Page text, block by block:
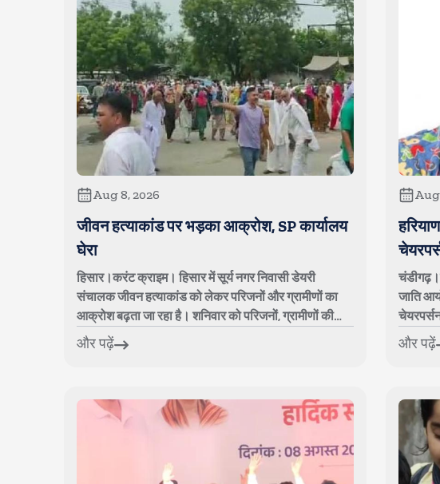
Aug 8, 2026
जीवन हत्याकांड पर भड़का आक्रोश, SP कार्यालय
घेरा
हिसार।करंट क्राइम। हिसार में सूर्य नगर निवासी डेयरी
संचालक जीवन हत्याकांड को लेकर परिजनों और ग्रामीणों का
आक्रोश बढ़ता जा रहा है। शनिवार को परिजनों, ग्रामीणों की
पंचायत और विभिन्न खापों के पदाधिकारियो...
और पढ़ें
Aug
जाति
और पढ़ें